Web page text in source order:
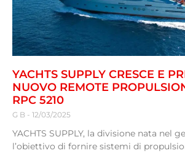
YACHTS SUPPLY CRESCE E
NUOVO REMOTE
RPC 5210
G B 12/03/2025
YACHTS SUPPLY, la divisione nata nel
l’obiettivo di fornire sistemi di